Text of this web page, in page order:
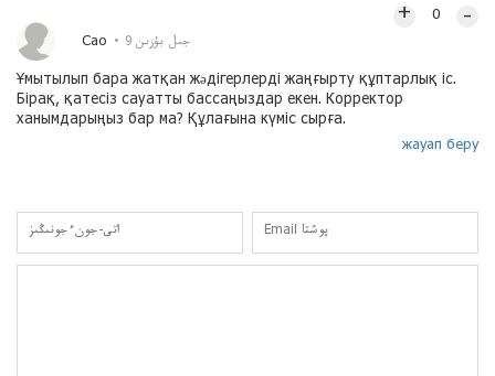
Сао 9 جىل بۇرىن
+ 0 –
Ұмытылып бара жатқан жәдігерлерді жаңғырту құптарлық іс.
Бірақ, қатесіз сауатты бассаңыздар екен. Корректор
ханымдарыңыз бар ма? Құлағына күміс сырға.
жауап беру